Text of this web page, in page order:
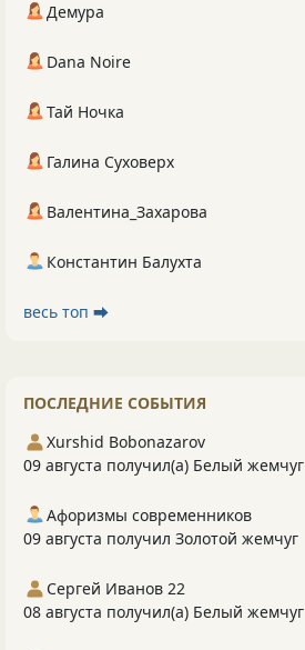
Демура
Dana Noire
Тай Ночка
Галина Суховерх
Валентина_Захарова
Константин Балухта
весь топ ⮕
ПОСЛЕДНИЕ СОБЫТИЯ
Xurshid Bobonazarov
09 августа получил(а) Белый жемчуг
Афоризмы современников
09 августа получил Золотой жемчуг
Сергей Иванов 22
08 августа получил(а) Белый жемчуг